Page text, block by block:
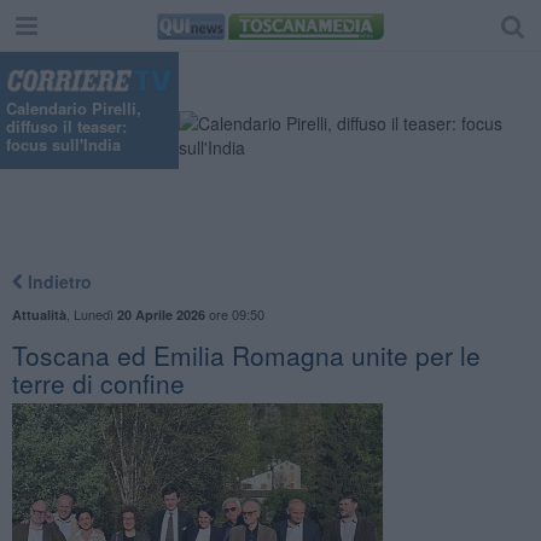
Calendario Pirelli,
diffuso il teaser:
focus sull'India
Indietro
Attualità Lunedì 20 Aprile 2026ore 09:50
Toscana ed Emilia Romagna unite per le
terre di confine